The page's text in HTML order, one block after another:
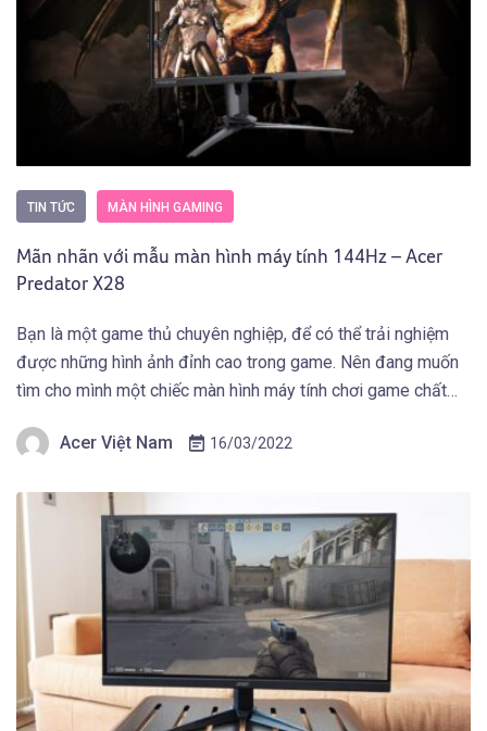
TIN TỨC MÀN HÌNH GAMING
Mãn nhãn với mẫu màn hình máy tính 144Hz – Acer
Predator X28
Bạn là một game thủ chuyên nghiệp, để có thể trải nghiệm
được những hình ảnh đỉnh cao trong game. Nên đang muốn
tìm cho mình một chiếc màn hình máy tính chơi game chất
năng khác để hỗ trợ game […]
Acer Việt Nam 16/03/2022